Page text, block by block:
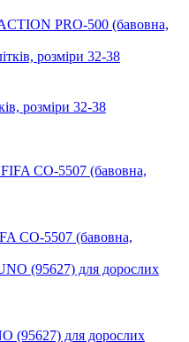
PRO-500 (бавовна,
розміри 32-38
CO-5507 (бавовна,
(95627) для дорослих